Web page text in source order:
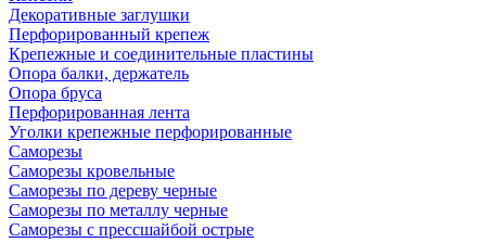
Декоративные заглушки
Перфорированный крепеж
Крепежные и соединительные пластины
Опора балки, держатель
Опора бруса
Перфорированная лента
Уголки крепежные перфорированные
Саморезы
Саморезы кровельные
Саморезы по дереву черные
Саморезы по металлу черные
Саморезы с прессшайбой острые